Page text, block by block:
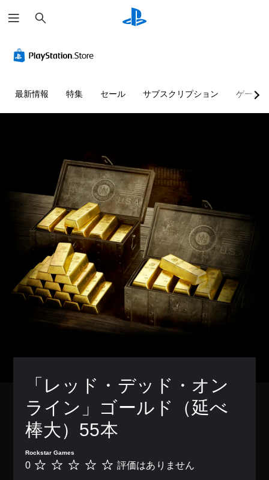
索
最新情報 特集 セール サブスクリプション ゲーム
「レッド・デッド・オン
ライン」ゴールド（延べ
棒大）55本
Rockstar Games
評
0 評価はありません